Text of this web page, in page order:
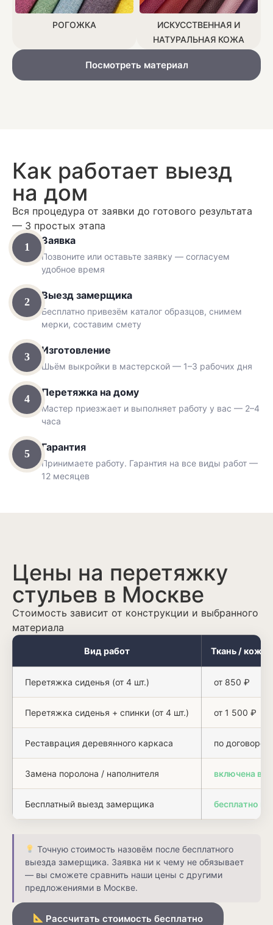
РОГОЖКА
ИСКУССТВЕННАЯ И
НАТУРАЛЬНАЯ КОЖА
Посмотреть материал
Как работает выезд
на дом
Вся процедура от заявки до готового результата
— 3 простых этапа
1
Заявка
Позвоните или оставьте заявку — согласуем
удобное время
2
Выезд замерщика
Бесплатно привезём каталог образцов, снимем
мерки, составим смету
3
Изготовление
Шьём выкройки в мастерской — 1–3 рабочих дня
4
Перетяжка на дому
Мастер приезжает и выполняет работу у вас — 2–4
часа
5
Гарантия
Принимаете работу. Гарантия на все виды работ —
12 месяцев
Цены на перетяжку
стульев в Москве
Стоимость зависит от конструкции и выбранного
материала
Вид работ Ткань /
Перетяжка сиденья (от 4 шт.) от 850 ₽
Перетяжка сиденья + спинки (от 4 шт.) от 1 500 ₽
Реставрация деревянного каркаса по
Замена поролона / наполнителя включена в
Бесплатный выезд замерщика бесплатно
Точную стоимость назовём после бесплатного
выезда замерщика. Заявка ни к чему не обязывает
— вы сможете сравнить наши цены с другими
предложениями в Москве.
Рассчитать стоимость бесплатно